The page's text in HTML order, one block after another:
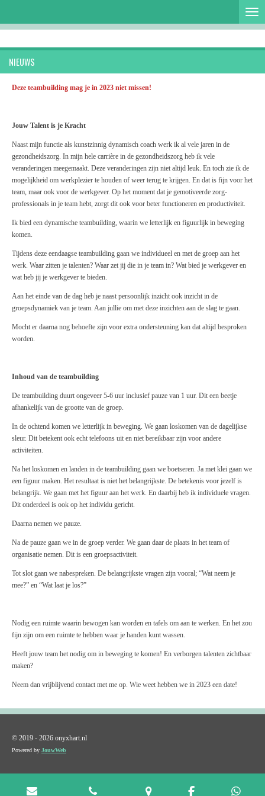
direct
de
hoofdinhoud
NIEUWS
Deze teambuilding mag je in 2023 niet missen!
Jouw Talent is je Kracht
Naast mijn functie als kunstzinnig dynamisch coach werk ik al vele jaren in de
gezondheidszorg. In mijn hele carrière in de gezondheidszorg heb ik vele
veranderingen meegemaakt. Deze veranderingen zijn niet altijd leuk. En toch zie ik de
mogelijkheid om werkplezier te houden of weer terug te krijgen. En dat is fijn voor het
team, maar ook voor de werkgever. Op het moment dat je gemotiveerde zorg-
professionals in je team hebt, zorgt dit ook voor beter functioneren en productiviteit.
Ik bied een dynamische teambuilding, waarin we letterlijk en figuurlijk in beweging
komen.
Tijdens deze eendaagse teambuilding gaan we individueel en met de groep aan het
werk. Waar zitten je talenten? Waar zet jij die in je team in? Wat bied je werkgever en
wat heb jij je werkgever te bieden.
Aan het einde van de dag heb je naast persoonlijk inzicht ook inzicht in de
groepsdynamiek van je team. Aan jullie om met deze inzichten aan de slag te gaan.
Mocht er daarna nog behoefte zijn voor extra ondersteuning kan dat altijd besproken
worden.
Inhoud van de teambuilding
De teambuilding duurt ongeveer 5-6 uur inclusief pauze van 1 uur. Dit een beetje
afhankelijk van de grootte van de groep.
In de ochtend komen we letterlijk in beweging. We gaan loskomen van de dagelijkse
sleur. Dit betekent ook echt telefoons uit en niet bereikbaar zijn voor andere
activiteiten.
Na het loskomen en landen in de teambuilding gaan we boetseren. Ja met klei gaan we
een figuur maken. Het resultaat is niet het belangrijkste. De betekenis voor jezelf is
belangrijk. We gaan met het figuur aan het werk. En daarbij heb ik individuele vragen.
Dit onderdeel is ook op het individu gericht.
Daarna nemen we pauze.
Na de pauze gaan we in de groep verder. We gaan daar de plaats in het team of
organisatie nemen. Dit is een groepsactiviteit.
Tot slot gaan we nabespreken. De belangrijkste vragen zijn vooral; “Wat neem je
mee?” en “Wat laat je los?”
Nodig een ruimte waarin bewogen kan worden en tafels om aan te werken. En het zou
fijn zijn om een ruimte te hebben waar je handen kunt wassen.
Heeft jouw team het nodig om in beweging te komen! En verborgen talenten zichtbaar
maken?
Neem dan vrijblijvend contact met me op. Wie weet hebben we in 2023 een date!
© 2019 - 2026 onyxhart.nl
Powered by JouwWeb